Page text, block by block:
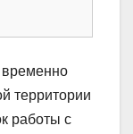
временно
территории
работы с